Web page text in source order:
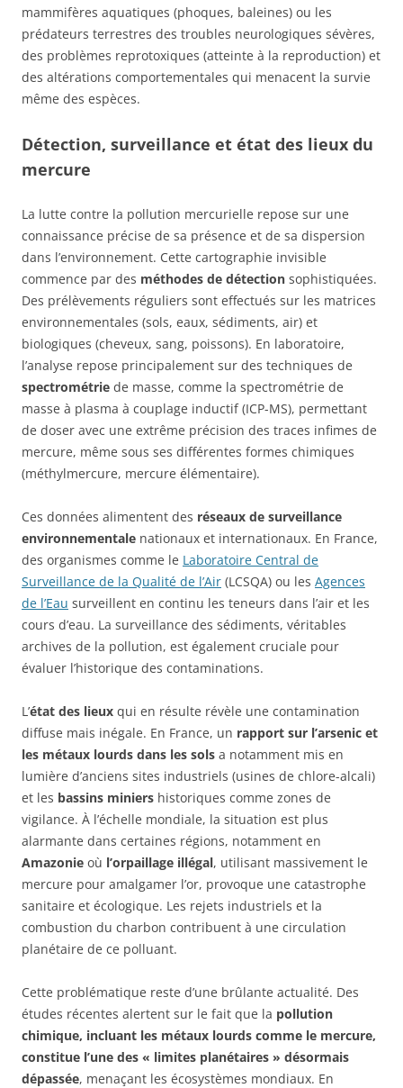
mammifères aquatiques (phoques, baleines) ou les
prédateurs terrestres des troubles neurologiques sévères,
des problèmes reprotoxiques (atteinte à la reproduction) et
des altérations comportementales qui menacent la survie
même des espèces.
Détection, surveillance et état des lieux du
mercure
La lutte contre la pollution mercurielle repose sur une
connaissance précise de sa présence et de sa dispersion
dans l’environnement. Cette cartographie invisible
commence par des méthodes de détection sophistiquées.
Des prélèvements réguliers sont effectués sur les matrices
environnementales (sols, eaux, sédiments, air) et
biologiques (cheveux, sang, poissons). En laboratoire,
l’analyse repose principalement sur des techniques de
spectrométrie de masse, comme la spectrométrie de
masse à plasma à couplage inductif (ICP-MS), permettant
de doser avec une extrême précision des traces infimes de
mercure, même sous ses différentes formes chimiques
(méthylmercure, mercure élémentaire).
Ces données alimentent des réseaux de surveillance
environnementale nationaux et internationaux. En France,
des organismes comme le Laboratoire Central de
Surveillance de la Qualité de l’Air (LCSQA) ou les Agences
de l’Eau surveillent en continu les teneurs dans l’air et les
cours d’eau. La surveillance des sédiments, véritables
archives de la pollution, est également cruciale pour
évaluer l’historique des contaminations.
L’état des lieux qui en résulte révèle une contamination
diffuse mais inégale. En France, un rapport sur l’arsenic et
les métaux lourds dans les sols a notamment mis en
lumière d’anciens sites industriels (usines de chlore-alcali)
et les bassins miniers historiques comme zones de
vigilance. À l’échelle mondiale, la situation est plus
alarmante dans certaines régions, notamment en
Amazonie où l’orpaillage illégal, utilisant massivement le
mercure pour amalgamer l’or, provoque une catastrophe
sanitaire et écologique. Les rejets industriels et la
combustion du charbon contribuent à une circulation
planétaire de ce polluant.
Cette problématique reste d’une brûlante actualité. Des
études récentes alertent sur le fait que la pollution
chimique, incluant les métaux lourds comme le mercure,
constitue l’une des « limites planétaires » désormais
dépassée, menaçant les écosystèmes mondiaux. En